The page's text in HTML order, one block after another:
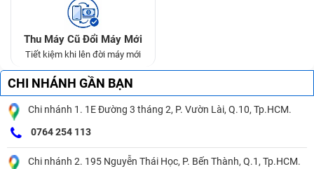
Thu Máy Cũ Đổi Máy Mới
Tiết kiệm khi lên đời máy mới
CHI NHÁNH GẦN BẠN
Chi nhánh 1. 1E Đường 3 tháng 2, P. Vườn Lài, Q.10, Tp.HCM.
0764 254 113
Chi nhánh 2. 195 Nguyễn Thái Học, P. Bến Thành, Q.1, Tp.HCM.